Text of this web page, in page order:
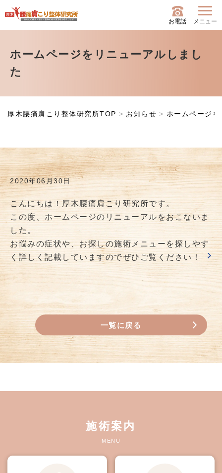
お電話 メニュー
ホームページをリニューアルしまし
た
厚木腰痛肩こり整体研究所TOP お知らせ ホームページ
2020年06月30日
こんにちは！厚木腰痛肩こり研究所です。
この度、ホームページのリニューアルをおこないま
した。
お悩みの症状や、お探しの施術メニューを探しやす
く詳しく記載していますのでぜひご覧ください！
一覧に戻る
施術案内
MENU